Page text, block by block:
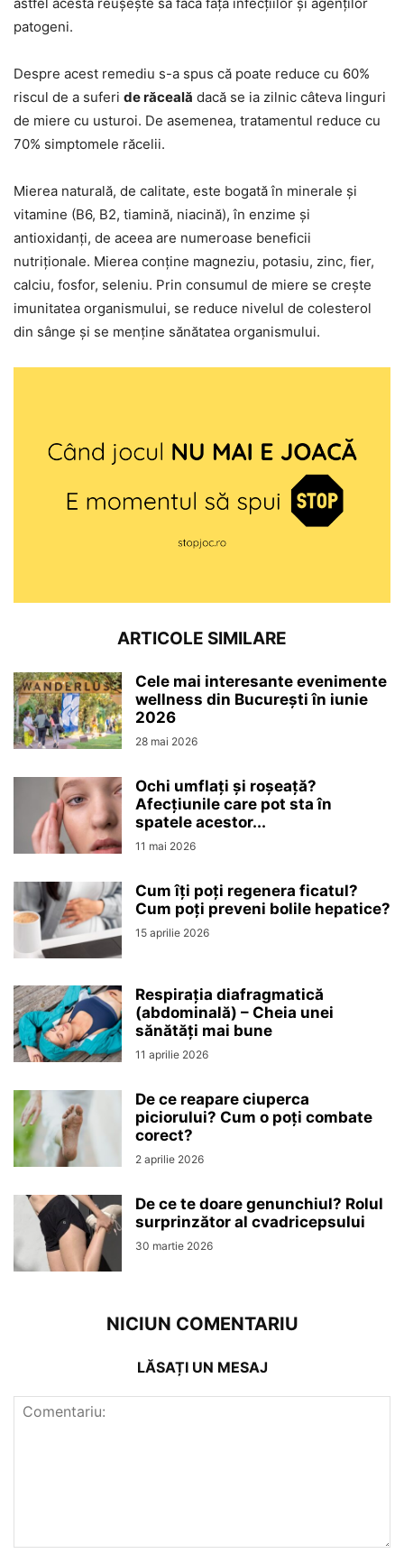
patogeni.
Despre acest remediu s-a spus că poate reduce cu 60%
riscul de a suferi de răceală dacă se ia zilnic câteva linguri
de miere cu usturoi. De asemenea, tratamentul reduce cu
70% simptomele răcelii.
Mierea naturală, de calitate, este bogată în minerale și
vitamine (B6, B2, tiamină, niacină), în enzime și
antioxidanți, de aceea are numeroase beneficii
nutriționale. Mierea conține magneziu, potasiu, zinc, fier,
calciu, fosfor, seleniu. Prin consumul de miere se crește
imunitatea organismului, se reduce nivelul de colesterol
din sânge și se menține sănătatea organismului.
ARTICOLE SIMILARE
Cele mai interesante evenimente
wellness din București în iunie
2026
28 mai 2026
Ochi umflați și roșeață?
Afecțiunile care pot sta în
spatele acestor...
11 mai 2026
Cum îți poți regenera ficatul?
Cum poți preveni bolile hepatice?
15 aprilie 2026
Respirația diafragmatică
(abdominală) – Cheia unei
sănătăți mai bune
11 aprilie 2026
De ce reapare ciuperca
piciorului? Cum o poți combate
corect?
2 aprilie 2026
De ce te doare genunchiul? Rolul
surprinzător al cvadricepsului
30 martie 2026
NICIUN COMENTARIU
LĂSAȚI UN MESAJ